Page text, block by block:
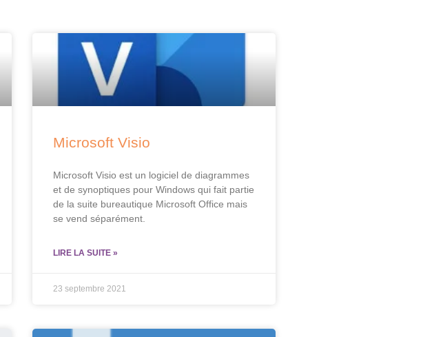
Microsoft Visio
Microsoft Visio est un logiciel de diagrammes
et de synoptiques pour Windows qui fait partie
de la suite bureautique Microsoft Office mais
se vend séparément.
LIRE LA SUITE »
23 septembre 2021